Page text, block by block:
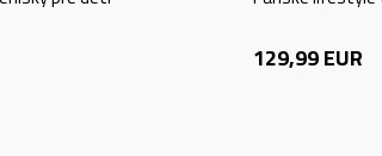
129,99EUR